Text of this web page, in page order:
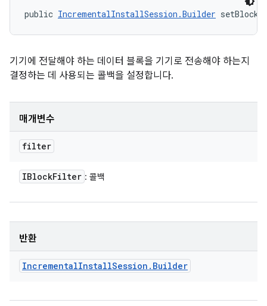
public IncrementalInstallSession.Builder
기기에 전달해야 하는 데이터 블록을 기기로 전송해야 하는지
결정하는 데 사용되는 콜백을 설정합니다.
매개변수
filter
IBlockFilter : 콜백
반환
IncrementalInstallSession . Builder